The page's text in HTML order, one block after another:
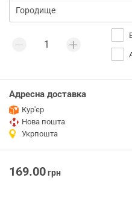
Адресна доставка
Кур'єр
Нова пошта
Укрпошта
169.00грн